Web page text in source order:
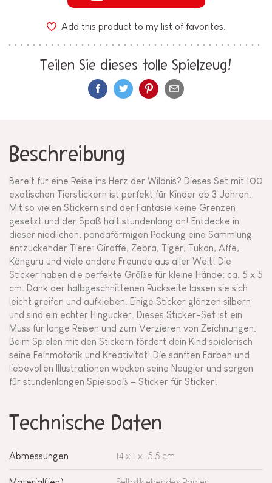
Add this product to my list of favorites.
Teilen Sie dieses tolle Spielzeug!
Beschreibung
Bereit für eine Reise ins Herz der Wildnis? Dieses Set mit 100
exotischen Tierstickern ist perfekt für Kinder ab 3 Jahren.
Mit so vielen Stickern sind der Fantasie keine Grenzen
gesetzt und der Spaß hält stundenlang an! Entdecke in
dieser niedlichen, pandaförmigen Packung eine Sammlung
entzückender Tiere: Giraffe, Zebra, Tiger, Tukan, Affe,
Känguru und viele andere Freunde aus aller Welt! Die
Sticker haben die perfekte Größe für kleine Hände: ca. 5 x 5
cm. Dank der halbgeschnittenen Rückseite lassen sie sich
leicht greifen und aufkleben. Einige Sticker glänzen silbern
und sind ein echter Hingucker. Dieses Sticker-Set ist ein
Muss für lange Reisen und zum Verzieren von Zeichnungen.
Beim Spielen mit den Stickern fördert dein Kind spielerisch
seine Feinmotorik und Kreativität! Die sanften Farben und
liebevollen Illustrationen wecken seine Neugier und sorgen
für stundenlangen Spielspaß – Sticker für Sticker!
Technische Daten
Abmessungen 14 x 1 x 15,5 cm